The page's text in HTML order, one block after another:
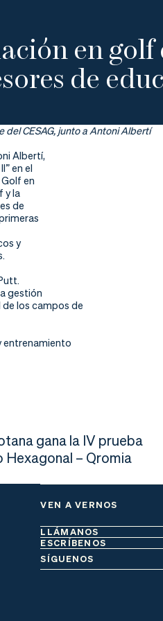
en
de
del CESAG, junto a Antoni Albertí
Albertí,
en el
en
y la
de
y
gestión
los campos de
entrenamiento
gana la IV prueba
Hexagonal – Qromia
VEN A VERNOS
LLÁMANOS
ESCRÍBENOS
SÍGUENOS